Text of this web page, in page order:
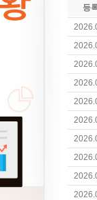
등